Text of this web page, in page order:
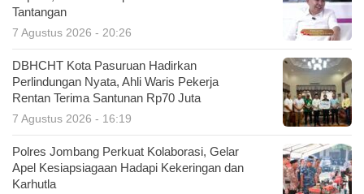
Tantangan
7 Agustus 2026 - 20:26
DBHCHT Kota Pasuruan Hadirkan
Perlindungan Nyata, Ahli Waris Pekerja
Rentan Terima Santunan Rp70 Juta
7 Agustus 2026 - 16:19
Polres Jombang Perkuat Kolaborasi, Gelar
Apel Kesiapsiagaan Hadapi Kekeringan dan
Karhutla